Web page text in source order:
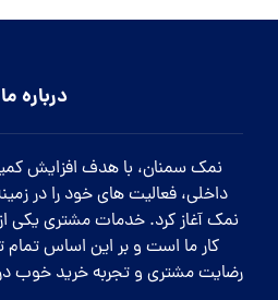
درباره ما
نمک سمنان، با هدف افزایش
داخلی، فعالیت های خود را در
نمک آغاز کرد. خدمات مشتری یکی
کار ما است و بر این اساس
رضایت مشتری و تجربه خرید خوب